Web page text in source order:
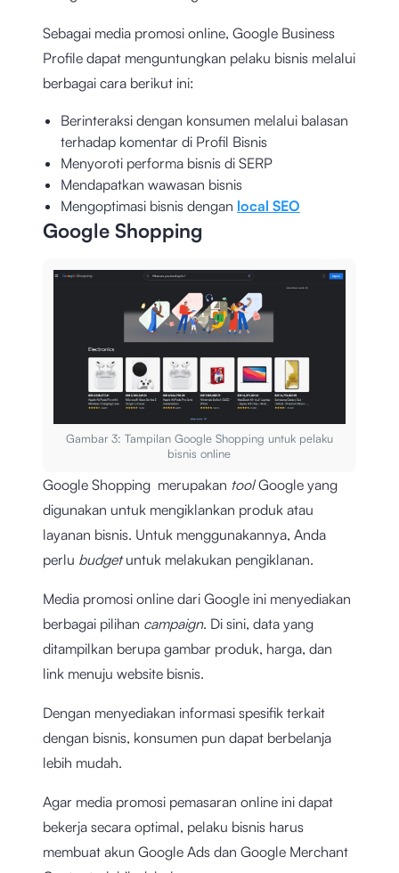
Sebagai media promosi online, Google Business
Profile dapat menguntungkan pelaku bisnis melalui
berbagai cara berikut ini:
Berinteraksi dengan konsumen melalui balasan
terhadap komentar di Profil Bisnis
Menyoroti performa bisnis di SERP
Mendapatkan wawasan bisnis
Mengoptimasi bisnis dengan local SEO
Google Shopping
Gambar 3: Tampilan Google Shopping untuk pelaku
bisnis online
Google Shopping merupakan toolGoogle yang
digunakan untuk mengiklankan produk atau
layanan bisnis. Untuk menggunakannya, Anda
perlu budgetuntuk melakukan pengiklanan.
Media promosi online dari Google ini menyediakan
berbagai pilihan campaign. Di sini, data yang
ditampilkan berupa gambar produk, harga, dan
link menuju website bisnis.
Dengan menyediakan informasi spesifik terkait
dengan bisnis, konsumen pun dapat berbelanja
lebih mudah.
Agar media promosi pemasaran online ini dapat
bekerja secara optimal, pelaku bisnis harus
membuat akun Google Ads dan Google Merchant